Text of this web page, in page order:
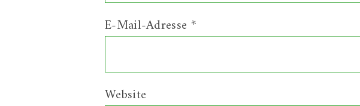
E-Mail-Adresse *
Website